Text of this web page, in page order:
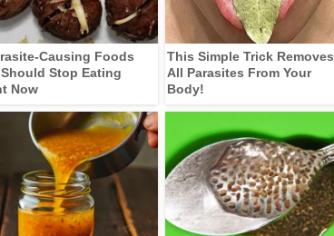
Causing Foods
Stop Eating
Now
This Simple Trick Removes
All Parasites From Your
Body!